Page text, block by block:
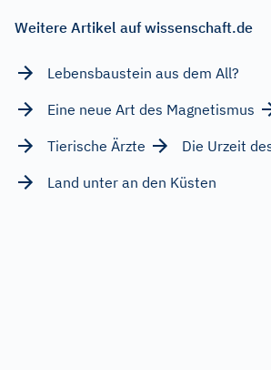
Weitere Artikel auf wissenschaft.de
Lebensbaustein aus dem All?
Eine neue Art des Magnetismus
Tierische Ärzte
Die Urzeit
Land unter an den Küsten